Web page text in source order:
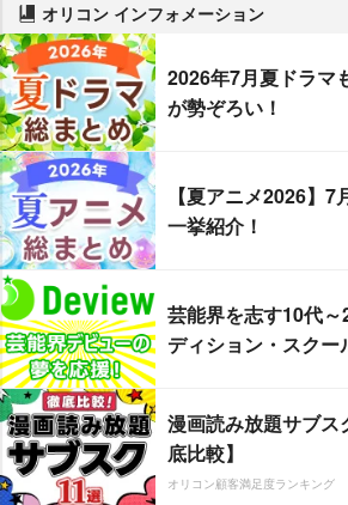
オリコン インフォメーション
2026年7月夏ドラマ
が勢ぞろい！
【夏アニメ2026】
一挙紹介！
芸能界を志す10代
ディション・スク
漫画読み放題サブ
底比較】
オリコン顧客満足度ランキング